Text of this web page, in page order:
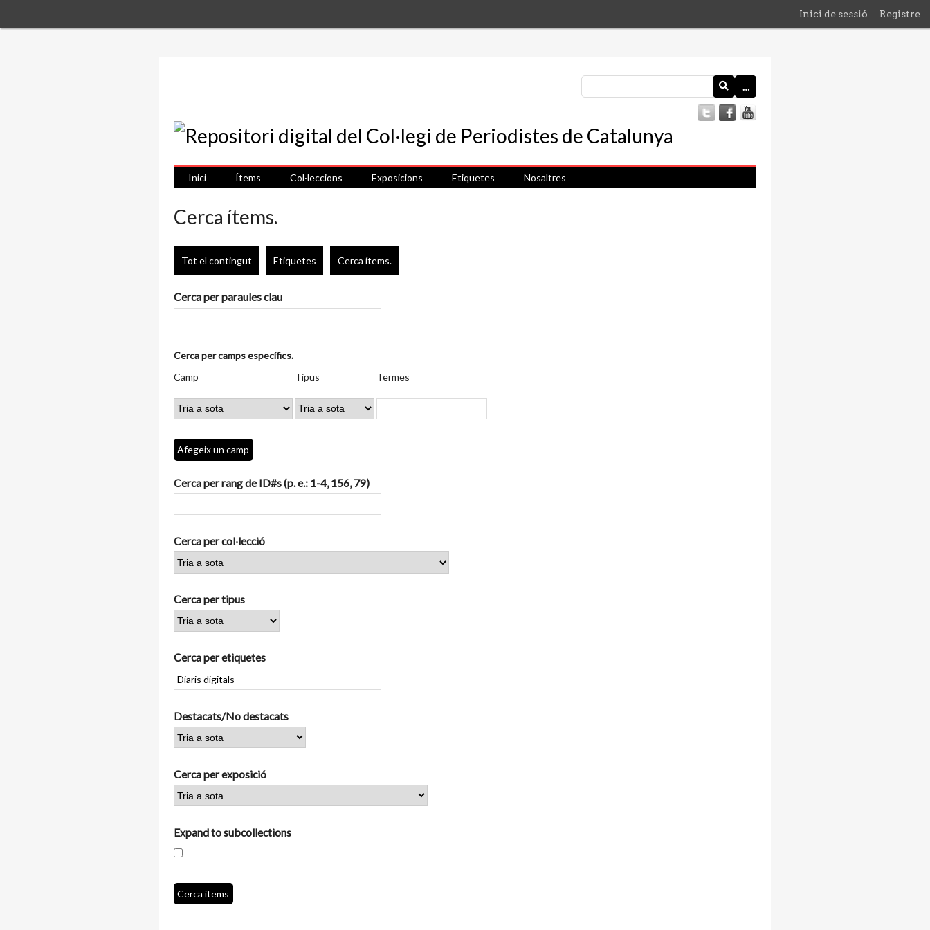
Inici de sessió Registre
…
Inici Ítems Col·leccions Exposicions Etiquetes Nosaltres
Cerca ítems.
Tot el contingut Etiquetes Cerca ítems.
Cerca per paraules clau
Nombre
files
a
"Cerca
camps
específics.":
Cerca per camps específics.
de
cerca
de
cerca
de
cerca
Joiner
Camp Tipus Termes
Afegeix un camp
Cerca per rang de ID#s (p. e.: 1-4, 156, 79)
Cerca per col·lecció
Cerca per tipus
Cerca per etiquetes
Destacats/No destacats
Cerca per exposició
Expand to subcollections